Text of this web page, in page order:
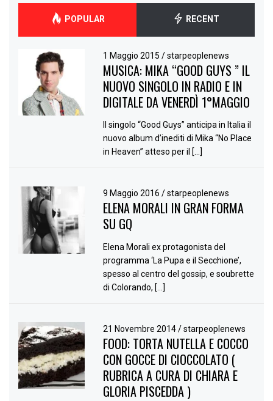
POPULAR RECENT
1 Maggio 2015/ starpeoplenews
MUSICA: MIKA “GOOD GUYS ” IL
NUOVO SINGOLO IN RADIO E IN
DIGITALE DA VENERDÌ 1°MAGGIO
Il singolo “Good Guys” anticipa in Italia il
nuovo album d’inediti di Mika “No Place
in Heaven” atteso per il […]
9 Maggio 2016/ starpeoplenews
ELENA MORALI IN GRAN FORMA
SU GQ
Elena Morali ex protagonista del
programma ‘La Pupa e il Secchione’,
spesso al centro del gossip, e soubrette
di Colorando, […]
21 Novembre 2014/ starpeoplenews
FOOD: TORTA NUTELLA E COCCO
CON GOCCE DI CIOCCOLATO (
RUBRICA A CURA DI CHIARA E
GLORIA PISCEDDA )